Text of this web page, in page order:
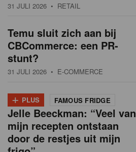
31 JULI 2026 • RETAIL
Temu sluit zich aan bij
CBCommerce: een PR-
stunt?
31 JULI 2026 • E-COMMERCE
+ PLUS FAMOUS FRIDGE
Jelle Beeckman: “Veel van
mijn recepten ontstaan
door de restjes uit mijn